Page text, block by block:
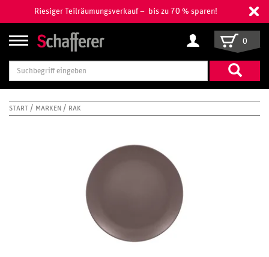
Riesiger Teilräumungsverkauf – bis zu 70 % sparen!
Suchbegriff
eingeben
0
START MARKEN RAK